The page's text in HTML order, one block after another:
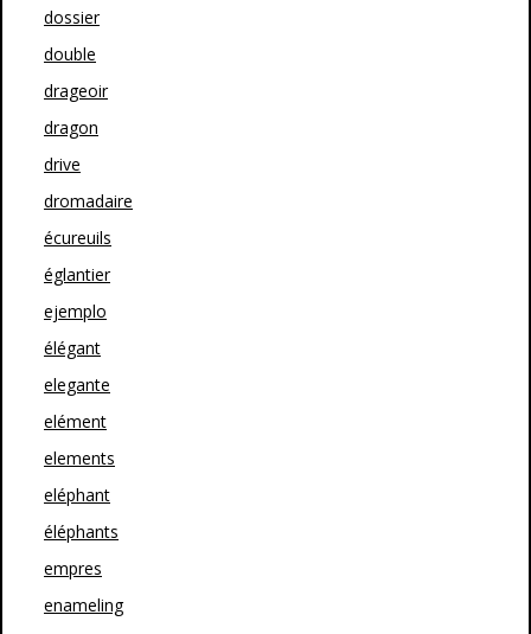
dossier
double
drageoir
dragon
drive
dromadaire
écureuils
églantier
ejemplo
élégant
elegante
elément
elements
eléphant
éléphants
empres
enameling